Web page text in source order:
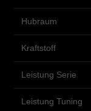
Hubraum
Kraftstoff
Leistung Serie
Leistung Tuning